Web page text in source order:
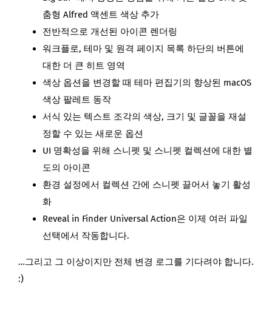
춤형 Alfred 액센트 색상 추가
전반적으로 개선된 아이콘 렌더링
워크플로, 테마 및 원격 페이지 목록 하단의 버튼에
대한 더 큰 히트 영역
색상 옵션을 변경할 때 테마 편집기의 향상된 macOS
색상 팔레트 동작
서식 있는 텍스트 조각의 색상, 크기 및 글꼴을 재설
정할 수 있는 새로운 옵션
UI 명확성을 위해 스니펫 및 스니펫 컬렉션에 대한 별
도의 아이콘
환경 설정에서 컬렉션 간에 스니펫 끌어서 놓기 활성
화
Reveal in Finder Universal Action은 이제 여러 파일
선택에서 작동합니다.
…그리고 그 이상이지만 전체 변경 로그를 기다려야 합니다.
:)